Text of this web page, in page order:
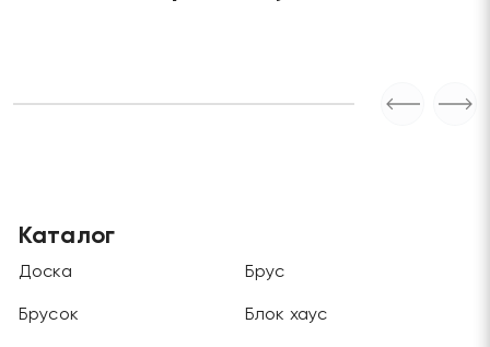
Каталог
Доска Брус
Брусок Блок хаус